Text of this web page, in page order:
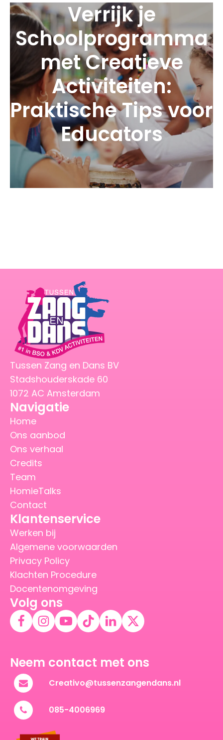
Verrijk je
Schoolprogramma
met Creatieve
Activiteiten:
Praktische Tips voor
Educators
Tussen Zang en Dans BV
Stadshouderskade 60
1072 AC Amsterdam
Navigatie
Home
Ons aanbod
Ons verhaal
Credits
Team
HomieTalks
Contact
Klantenservice
Werken bij
Algemene voorwaarden
Privacy Policy
Klachten Procedure
Docentenomgeving
Volg ons
Neem contact met ons
Creativo@tussenzangendans.nl
085-4006969